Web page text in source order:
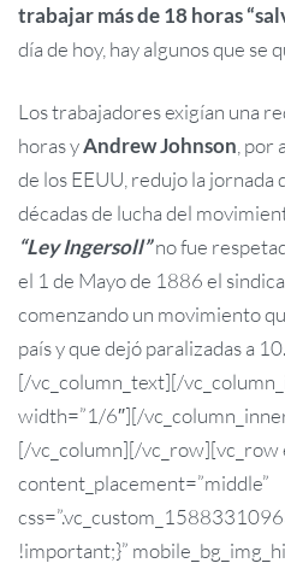
trabajar más de 18 horas
día de hoy, hay algunos que se
Los trabajadores exigían una
horas yAndrew Johnson ,
de los EEUU, redujo la jornada
décadas de lucha del
“Ley Ingersoll”no fue
el 1 de Mayo de 1886 el
comenzando un movimiento
país y que dejó paralizadas a
[/vc_column_text][/
width=”1/6″][/
[/vc_column][/vc_row][vc_row
content_placement=”middle”
!important;}”